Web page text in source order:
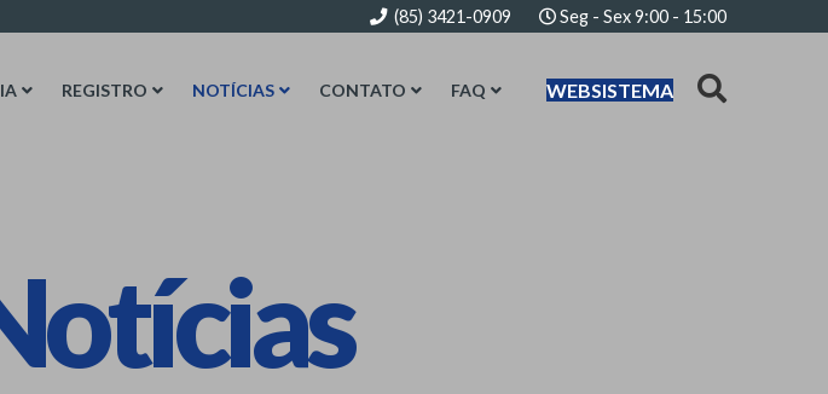
(85) 3421-0909 Seg - Sex 9:00 - 15:00
WEBSISTEMA
REGISTRO NOTÍCIAS CONTATO FAQ